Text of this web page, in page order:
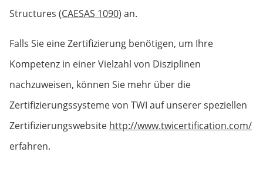
Structures (CAESAS 1090) an.
Falls Sie eine Zertifizierung benötigen, um Ihre
Kompetenz in einer Vielzahl von Disziplinen
nachzuweisen, können Sie mehr über die
Zertifizierungssysteme von TWI auf unserer speziellen
Zertifizierungswebsite http://www.twicertification.com/
erfahren.